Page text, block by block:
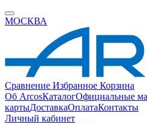
МОСКВА
Сравнение Избранное Корзина
Об ArcosКаталогОфициальные
картыДоставкаОплатаКонтакты
Личный кабинет